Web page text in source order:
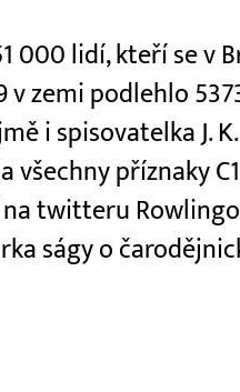
000 lidí, kteří se v
v zemi podlehlo
i spisovatelka J.
všechny příznaky
twitteru
ságy o